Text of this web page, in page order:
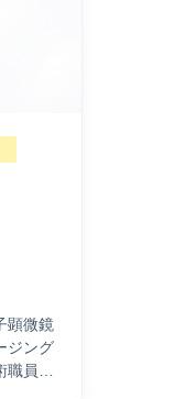
顕微鏡
ジング
員組